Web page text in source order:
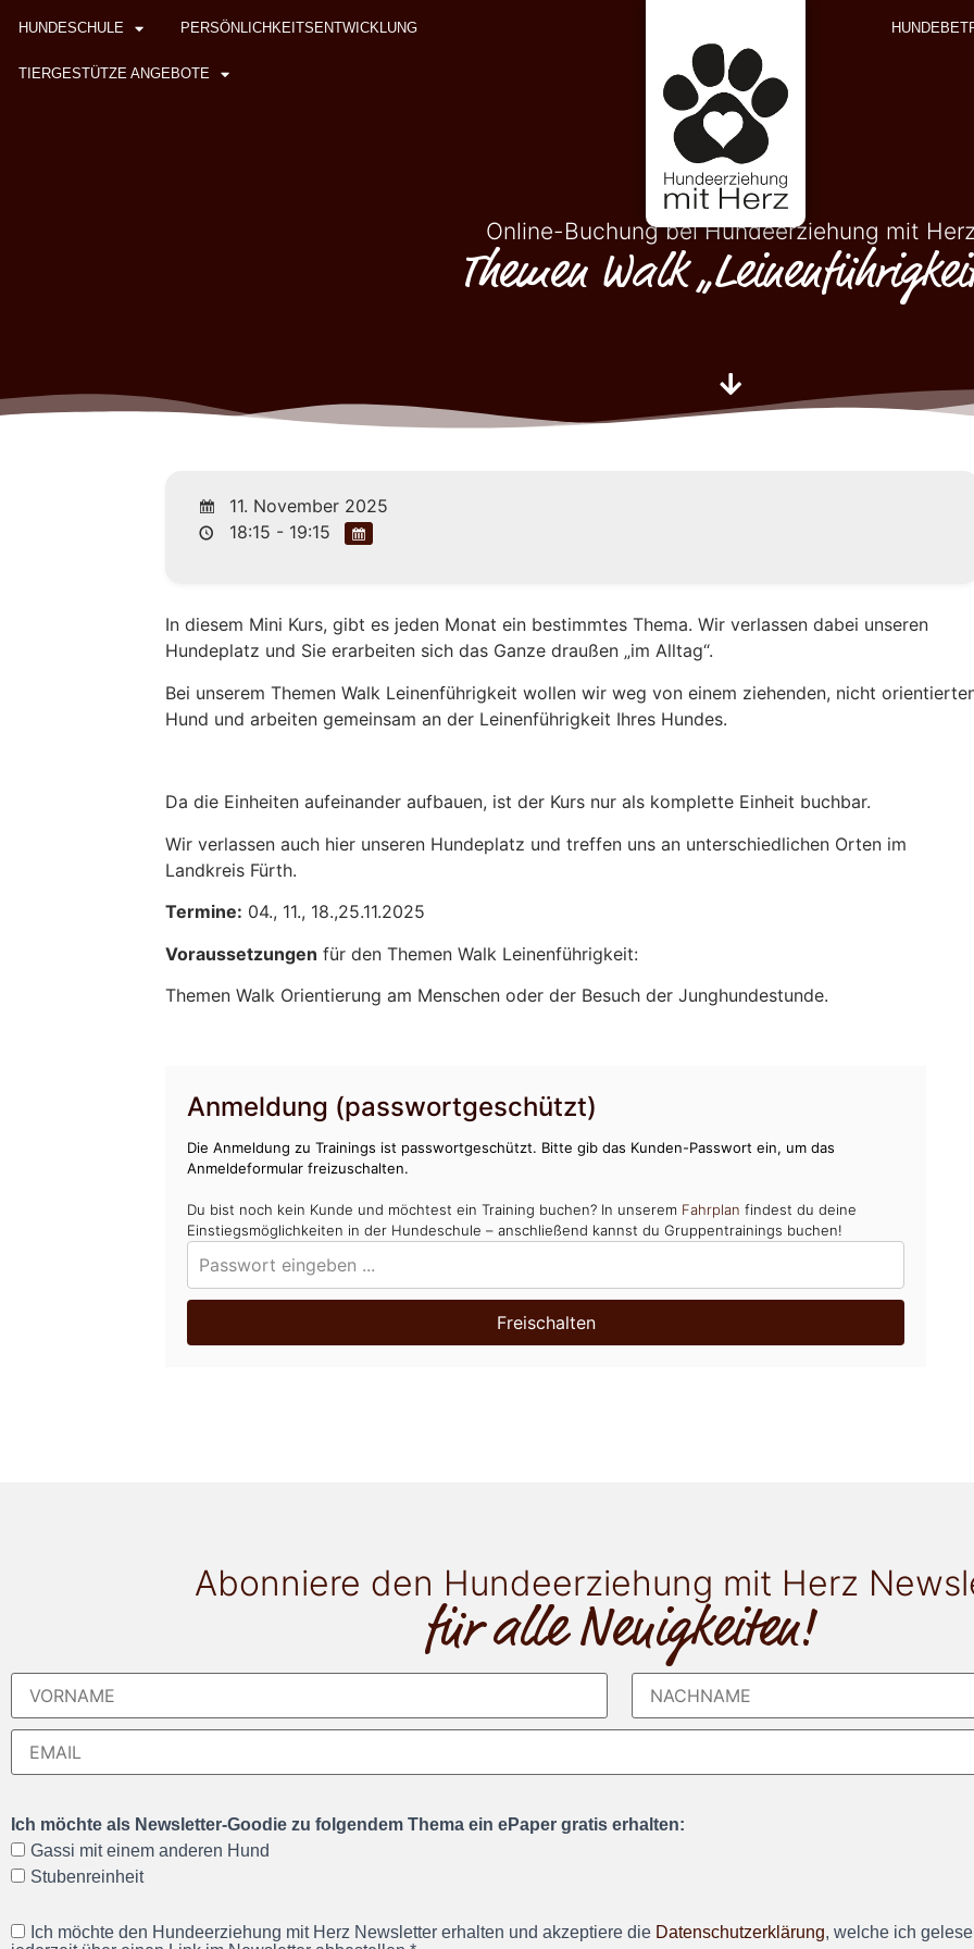
HUNDESCHULE PERSÖNLICHKEITSENTWICKLUNG
TIERGESTÜTZE ANGEBOTE
Online-Buchung bei Hundeerziehung mit
Themen Walk
11. November 2025
18:15 - 19:15
In diesem Mini Kurs, gibt es jeden Monat ein bestimmtes Thema. Wir verlassen dabei unseren
Hundeplatz und Sie erarbeiten sich das Ganze draußen „im Alltag“.
Bei unserem Themen Walk Leinenführigkeit wollen wir weg von einem ziehenden, nicht
Hund und arbeiten gemeinsam an der Leinenführigkeit Ihres Hundes.
Da die Einheiten aufeinander aufbauen, ist der Kurs nur als komplette Einheit buchbar.
Wir verlassen auch hier unseren Hundeplatz und treffen uns an unterschiedlichen Orten im
Landkreis Fürth.
Termine: 04., 11., 18.,25.11.2025
Voraussetzungen für den Themen Walk Leinenführigkeit:
Themen Walk Orientierung am Menschen oder der Besuch der Junghundestunde.
Anmeldung (passwortgeschützt)
Die Anmeldung zu Trainings ist passwortgeschützt. Bitte gib das Kunden-Passwort ein, um das
Anmeldeformular freizuschalten.
Du bist noch kein Kunde und möchtest ein Training buchen? In unserem Fahrplan findest du deine
Einstiegsmöglichkeiten in der Hundeschule – anschließend kannst du Gruppentrainings buchen!
Freischalten
Abonniere den Hundeerziehung mit Herz
für alle Neuigkeiten!
Ich möchte als Newsletter-Goodie zu folgendem Thema ein ePaper gratis erhalten:
Gassi mit einem anderen Hund
Stubenreinheit
Ich möchte den Hundeerziehung mit Herz Newsletter erhalten und akzeptiere die Datenschutzerklärung, welche ich